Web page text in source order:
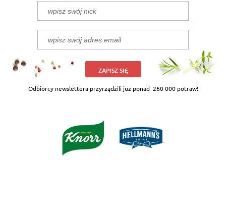
ZAPISZ SIĘ
Odbiorcy newslettera przyrządzili już ponad 260 000 potraw!